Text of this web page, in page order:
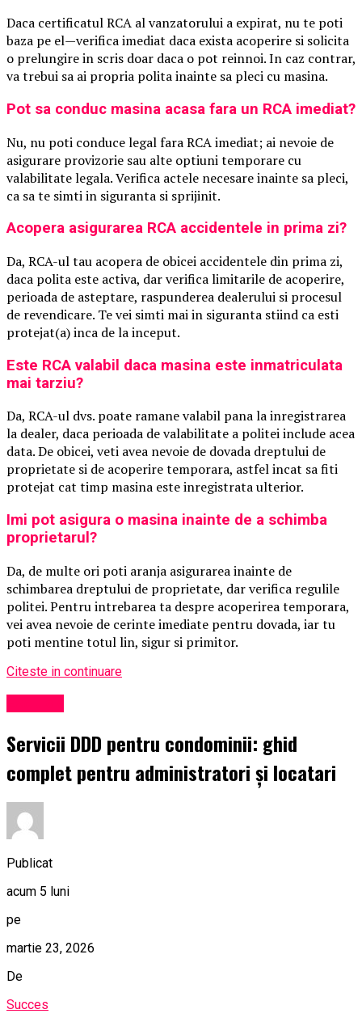
Daca certificatul RCA al vanzatorului a expirat, nu te poti
baza pe el—verifica imediat daca exista acoperire si solicita
o prelungire in scris doar daca o pot reinnoi. In caz contrar,
va trebui sa ai propria polita inainte sa pleci cu masina.
Pot sa conduc masina acasa fara un RCA imediat?
Nu, nu poti conduce legal fara RCA imediat; ai nevoie de
asigurare provizorie sau alte optiuni temporare cu
valabilitate legala. Verifica actele necesare inainte sa pleci,
ca sa te simti in siguranta si sprijinit.
Acopera asigurarea RCA accidentele in prima zi?
Da, RCA-ul tau acopera de obicei accidentele din prima zi,
daca polita este activa, dar verifica limitarile de acoperire,
perioada de asteptare, raspunderea dealerului si procesul
de revendicare. Te vei simti mai in siguranta stiind ca esti
protejat(a) inca de la inceput.
Este RCA valabil daca masina este inmatriculata
mai tarziu?
Da, RCA-ul dvs. poate ramane valabil pana la inregistrarea
la dealer, daca perioada de valabilitate a politei include acea
data. De obicei, veti avea nevoie de dovada dreptului de
proprietate si de acoperire temporara, astfel incat sa fiti
protejat cat timp masina este inregistrata ulterior.
Imi pot asigura o masina inainte de a schimba
proprietarul?
Da, de multe ori poti aranja asigurarea inainte de
schimbarea dreptului de proprietate, dar verifica regulile
politei. Pentru intrebarea ta despre acoperirea temporara,
vei avea nevoie de cerinte imediate pentru dovada, iar tu
poti mentine totul lin, sigur si primitor.
Citeste in continuare
Servicii DDD pentru condominii: ghid
complet pentru administratori și locatari
Publicat
acum 5 luni
pe
martie 23, 2026
De
Succes